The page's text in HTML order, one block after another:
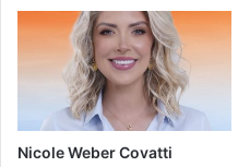
Nicole Weber Covatti